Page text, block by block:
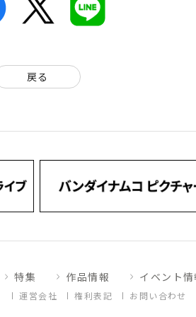
戻る
特集 作品情報 イベント
運営会社 権利表記 お問い合わせ